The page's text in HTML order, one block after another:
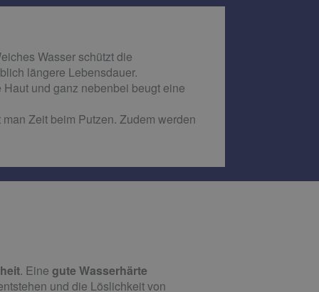
Wasser schützt die
längere Lebensdauer.
und ganz nebenbei beugt eine
Zeit beim Putzen. Zudem werden
. Eine gute Wasserhärte
und die Löslichkeit von